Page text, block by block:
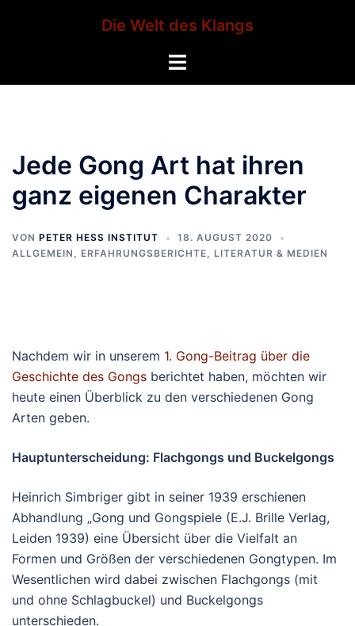
Die Welt des Klangs
Menü
Jede Gong Art hat ihren
ganz eigenen Charakter
VON PETER HESS INSTITUT
18. AUGUST 2020
ALLGEMEIN , ERFAHRUNGSBERICHTE, LITERATUR & MEDIEN
Nachdem wir in unserem 1. Gong-Beitrag über die
Geschichte des Gongs berichtet haben, möchten wir
heute einen Überblick zu den verschiedenen Gong
Arten geben.
Hauptunterscheidung: Flachgongs und Buckelgongs
Heinrich Simbriger gibt in seiner 1939 erschienen
Abhandlung „Gong und Gongspiele (E.J. Brille Verlag,
Leiden 1939) eine Übersicht über die Vielfalt an
Formen und Größen der verschiedenen Gongtypen. Im
Wesentlichen wird dabei zwischen Flachgongs (mit
und ohne Schlagbuckel) und Buckelgongs
unterschieden.